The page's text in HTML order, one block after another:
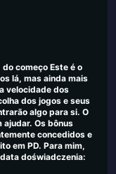
do começo Este é o
lá, mas ainda mais
velocidade dos
dos jogos e seus
algo para si. O
Os bônus
concedidos e
em PD. Para mim,
doświadczenia: